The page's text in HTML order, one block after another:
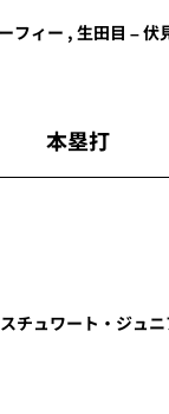
フィー , 生田目 –伏
本塁打
スチュワート・ジュ